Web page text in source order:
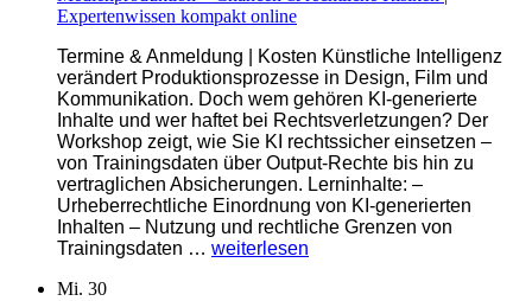
Expertenwissen kompakt online
Termine & Anmeldung | Kosten Künstliche Intelligenz
verändert Produktionsprozesse in Design, Film und
Kommunikation. Doch wem gehören KI-generierte
Inhalte und wer haftet bei Rechtsverletzungen? Der
Workshop zeigt, wie Sie KI rechtssicher einsetzen –
von Trainingsdaten über Output-Rechte bis hin zu
vertraglichen Absicherungen. Lerninhalte: –
Urheberrechtliche Einordnung von KI-generierten
Inhalten – Nutzung und rechtliche Grenzen von
Trainingsdaten … „Chancen
weiterlesen
Mi. 30